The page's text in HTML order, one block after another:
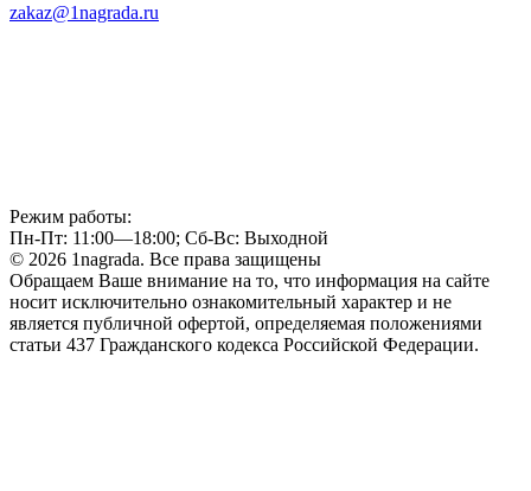
zakaz@1nagrada.ru
Режим работы:
Пн-Пт: 11:00—18:00; Сб-Вс: Выходной
© 2026 1nagrada. Все права защищены
Обращаем Ваше внимание на то, что информация на сайте
носит исключительно ознакомительный характер и не
является публичной офертой, определяемая положениями
статьи 437 Гражданского кодекса Российской Федерации.